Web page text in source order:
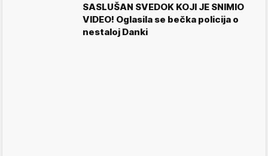
SASLUŠAN SVEDOK KOJI JE SNIMIO
VIDEO! Oglasila se bečka policija o
nestaloj Danki